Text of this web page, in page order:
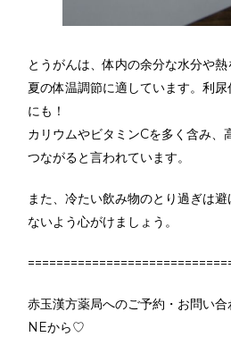
とうがんは、体内の余分な水分や熱
夏の体温調節に適しています。利
にも！
カリウムやビタミンCを多く含み、
つながると言われています。
また、冷たい飲み物のとり過ぎは
ないよう心がけましょう。
赤玉漢方薬局へのご予約・お問い
NEから♡